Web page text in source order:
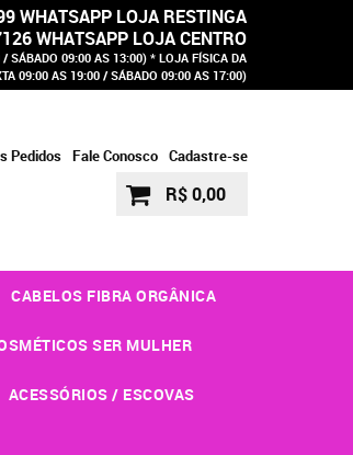
WHATSAPP LOJA RESTINGA
WHATSAPP LOJA CENTRO
SÁBADO 09:00 AS 13:00) * LOJA FÍSICA DA
09:00 AS 19:00 / SÁBADO 09:00 AS 17:00)
Pedidos Fale Conosco Cadastre-se
R$ 0,00
CABELOS FIBRA ORGÂNICA
SER MULHER
ACESSÓRIOS / ESCOVAS